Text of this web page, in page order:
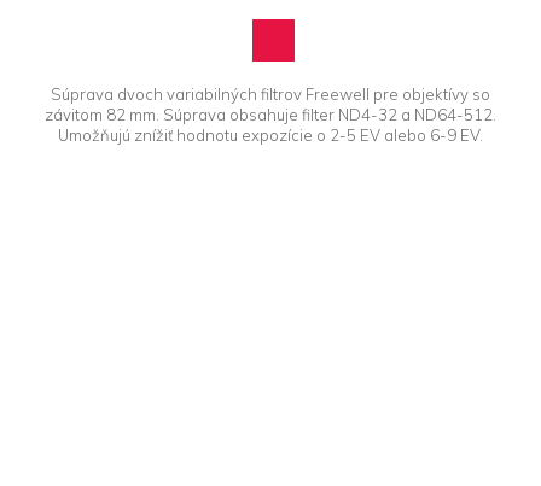
Súprava dvoch variabilných filtrov Freewell pre objektívy so
závitom 82 mm. Súprava obsahuje filter ND4-32 a ND64-512.
Umožňujú znížiť hodnotu expozície o 2-5 EV alebo 6-9 EV.